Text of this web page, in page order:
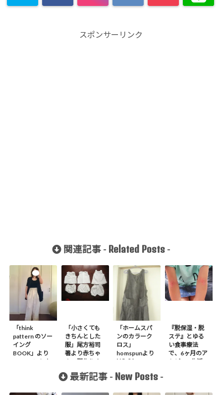
スポンサーリンク
関連記事 - Related Posts-
「think
pattern のソー
イング
BOOK」より
G1フロントタ
「小さくても
きちんとした
服」尾方裕司
著より赤ちゃ
んの服作りま
「ホームスパ
ンのカラーク
ロス」
homspunより
NO.04
SKIRT作りま
『脱保湿・脱
ステ』とゆる
い食事療法
で、6ヶ月のア
トピー&生活の
最新記事 - New Posts -